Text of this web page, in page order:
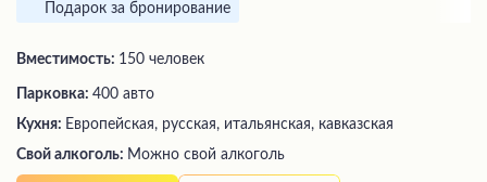
Подарок за бронирование
Вместимость: 150 человек
Парковка: 400 авто
Кухня: Европейская, русская, итальянская, кавказская
Свой алкоголь: Можно свой алкоголь